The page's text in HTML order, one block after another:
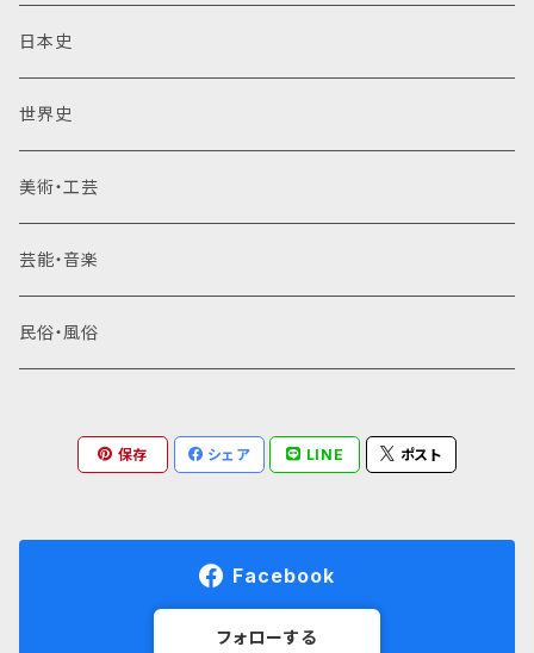
日本史
世界史
美術・工芸
芸能・音楽
民俗・風俗
保存 シェア LINE ポスト
Facebook
フォローする